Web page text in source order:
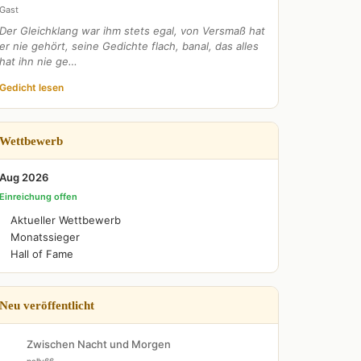
Gast
Der Gleichklang war ihm stets egal, von Versmaß hat
er nie gehört, seine Gedichte flach, banal, das alles
hat ihn nie ge…
Gedicht lesen
Wettbewerb
Aug 2026
Einreichung offen
Aktueller Wettbewerb
Monatssieger
Hall of Fame
Neu veröffentlicht
Zwischen Nacht und Morgen